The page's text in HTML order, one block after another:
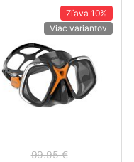
Zľava 10%
Viac variantov
99.95 €